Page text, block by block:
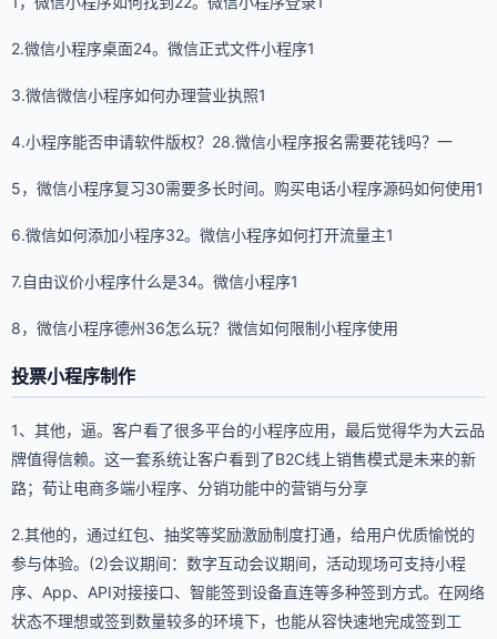
2.微信小程序桌面24。微信正式文件小程序1
3.微信微信小程序如何办理营业执照1
4.小程序能否申请软件版权？28.微信小程序报名需要花钱吗？一
5，微信小程序复习30需要多长时间。购买电话小程序源码如何使用1
6.微信如何添加小程序32。微信小程序如何打开流量主1
7.自由议价小程序什么是34。微信小程序1
8，微信小程序德州36怎么玩？微信如何限制小程序使用
投票小程序制作
1、其他，逼。客户看了很多平台的小程序应用，最后觉得华为大云品
牌值得信赖。这一套系统让客户看到了B2C线上销售模式是未来的新
路；荀让电商多端小程序、分销功能中的营销与分享
2.其他的，通过红包、抽奖等奖励激励制度打通，给用户优质愉悦的
参与体验。(2)会议期间：数字互动会议期间，活动现场可支持小程
序、App、API对接接口、智能签到设备直连等多种签到方式。在网络
状态不理想或签到数量较多的环境下，也能从容快速地完成签到工